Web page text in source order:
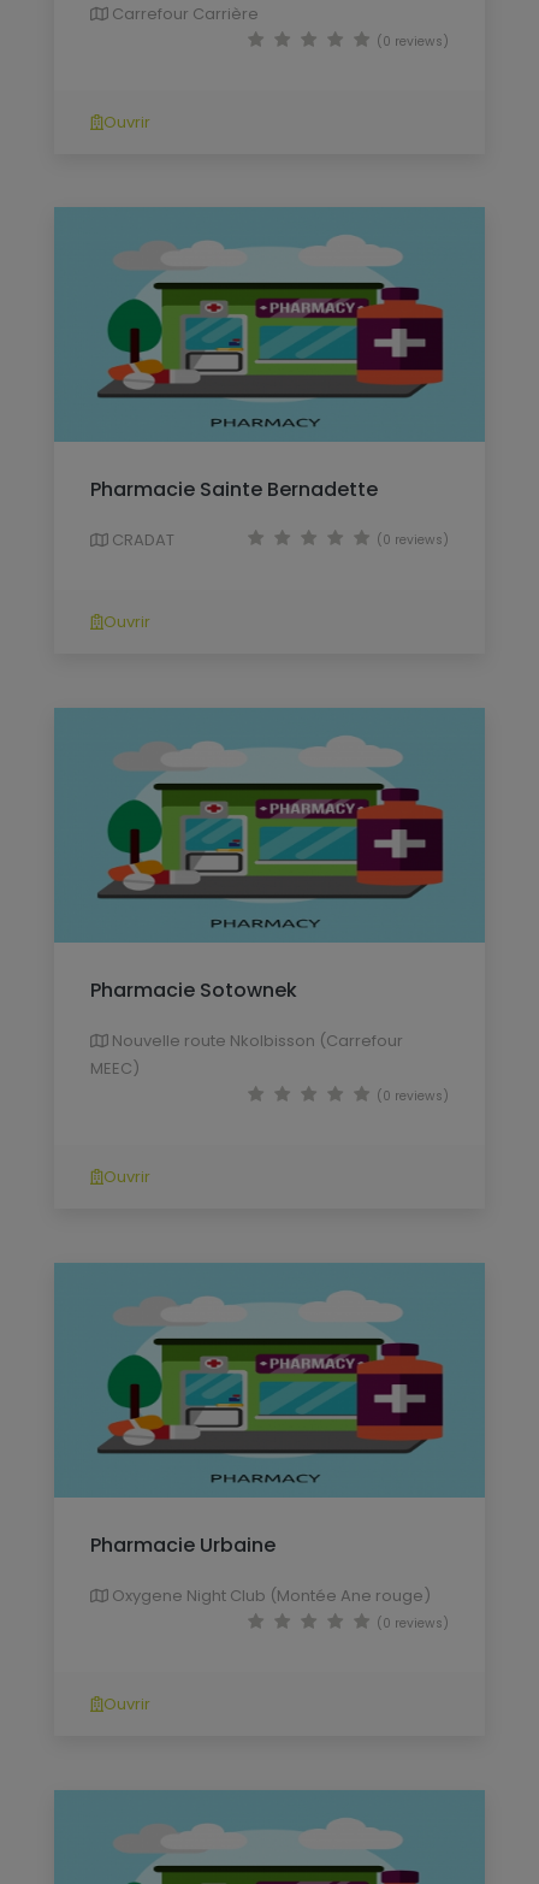
Carrefour Carrière
(0 reviews)
Ouvrir
Pharmacie Sainte Bernadette
CRADAT (0 reviews)
Ouvrir
Pharmacie Sotownek
Nouvelle route Nkolbisson (Carrefour
MEEC)
(0 reviews)
Ouvrir
Pharmacie Urbaine
Oxygene Night Club (Montée Ane rouge)
(0 reviews)
Ouvrir